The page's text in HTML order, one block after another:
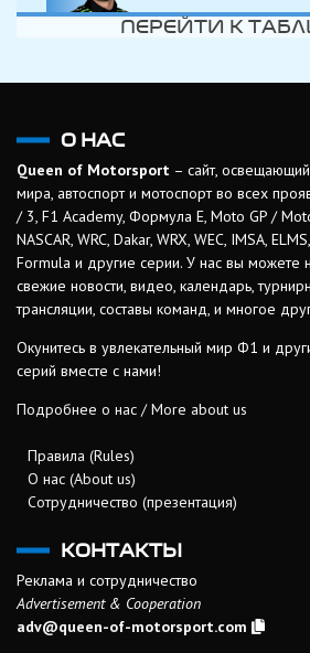
ПЕРЕЙТИ К
О НАС
Queen of Motorsport – сайт,
мира, автоспорт и мотоспорт во всех
/ 3, F1 Academy, Формула Е, Moto GP /
NASCAR, WRC, Dakar, WRX, WEC, IMSA,
Formula и другие серии. У нас вы можете
свежие новости, видео, календарь,
трансляции, составы команд, и многое
Окунитесь в увлекательный мир Ф1 и
серий вместе с нами!
Подробнее о нас / More about us
Правила (Rules)
О нас (About us)
Сотрудничество (презентация)
КОНТАКТЫ
Реклама и сотрудничество
Advertisement & Cooperation
adv@queen-of-motorsport.com